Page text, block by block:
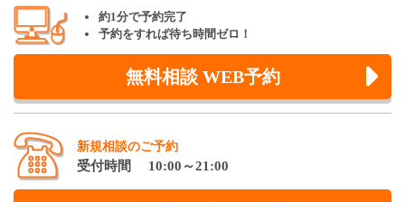
約1分で予約完了
予約をすれば待ち時間ゼロ！
無料相談 WEB予約
新規相談のご予約
受付時間 10:00～21:00